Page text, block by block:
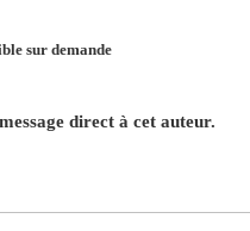
sur demande
direct à cet auteur.